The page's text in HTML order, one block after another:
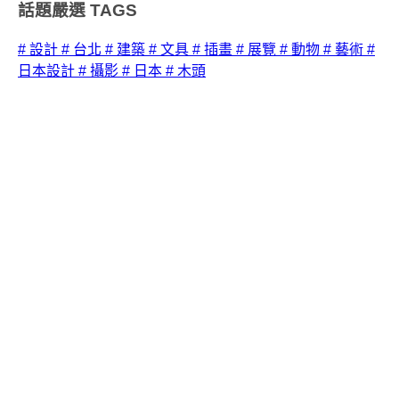
話題嚴選 TAGS
# 設計 # 台北 # 建築 # 文具 # 插畫 # 展覽 # 動物 # 藝術 #
日本設計 # 攝影 # 日本 # 木頭